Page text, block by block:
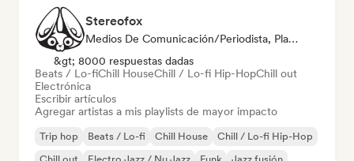
Stereofox
Medios De Comunicación/Periodista, Playlist Curator
&gt; 8000 respuestas dadas
Beats / Lo-fiChill HouseChill / Lo-fi Hip-HopChill out
Electrónica
Escribir artículos
Agregar artistas a mis playlists de mayor impacto
Trip hop Beats / Lo-fi Chill House
Chill / Lo-fi Hip-Hop